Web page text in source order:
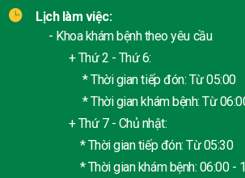
Lịch làm việc:
- Khoa khám bệnh theo yêu cầu
+ Thứ 2 - Thứ 6:
* Thời gian tiếp đón: Từ 05:00
* Thời gian khám bệnh: Từ
+ Thứ 7 - Chủ nhật:
* Thời gian tiếp đón: Từ 05:30
* Thời gian khám bệnh: 06:00 -